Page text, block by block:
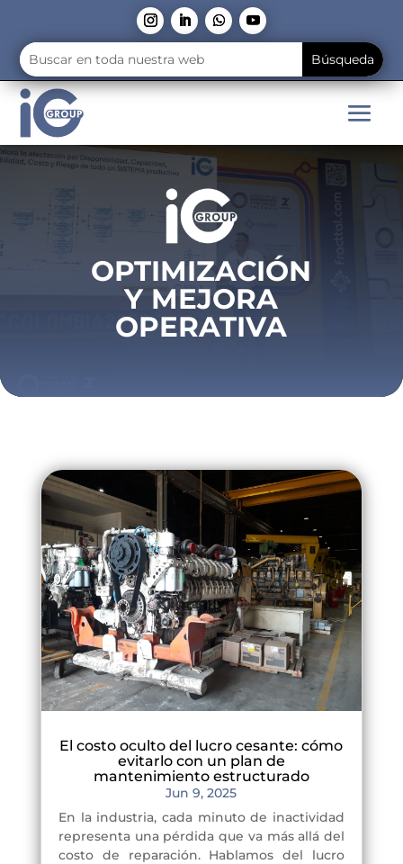
OPTIMIZACIÓN
Y MEJORA
OPERATIVA
El costo oculto del lucro cesante: cómo
evitarlo con un plan de
mantenimiento estructurado
Jun 9, 2025
En la industria, cada minuto de inactividad
representa una pérdida que va más allá del
costo de reparación. Hablamos del lucro